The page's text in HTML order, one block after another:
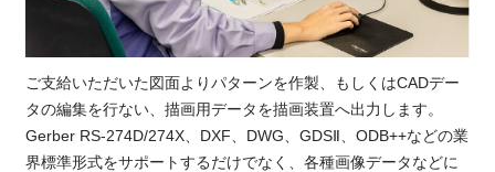
ご支給いただいた図面よりパターンを作製、もしくはCADデー
タの編集を行ない、描画用データを描画装置へ出力します。
Gerber RS-274D/274X、DXF、DWG、GDSⅡ、ODB++などの業
界標準形式をサポートするだけでなく、各種画像データなどに